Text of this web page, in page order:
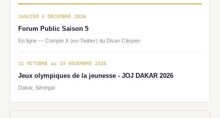
JANVIER A DECEMBRE 2026
Forum Public Saison 5
En ligne — Compte X (ex-Twitter) du Divan Citoyen
31 OCTOBRE au 13 NOVEMBRE 2026
Jeux olympiques de la jeunesse - JOJ DAKAR 2026
Dakar, Sénégal